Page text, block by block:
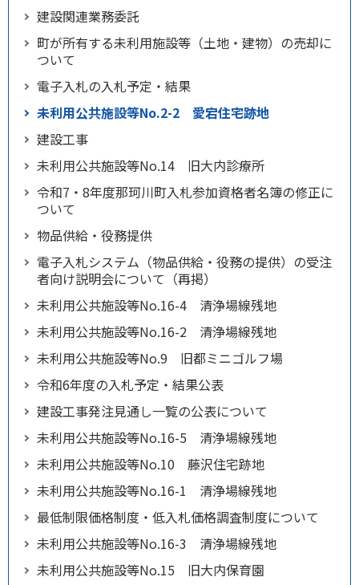
建設関連業務委託
町が所有する未利用施設等（土地・建物）の売却に
ついて
電子入札の入札予定・結果
未利用公共施設等No.2-2 愛宕住宅跡地
建設工事
未利用公共施設等No.14 旧大内診療所
令和7・8年度那珂川町入札参加資格者名簿の修正に
ついて
物品供給・役務提供
電子入札システム（物品供給・役務の提供）の受注
者向け説明会について（再掲）
未利用公共施設等No.16-4 清浄場線残地
未利用公共施設等No.16-2 清浄場線残地
未利用公共施設等No.9 旧都ミニゴルフ場
令和6年度の入札予定・結果公表
建設工事発注見通し一覧の公表について
未利用公共施設等No.16-5 清浄場線残地
未利用公共施設等No.10 藤沢住宅跡地
未利用公共施設等No.16-1 清浄場線残地
最低制限価格制度・低入札価格調査制度について
未利用公共施設等No.16-3 清浄場線残地
未利用公共施設等No.15 旧大内保育園